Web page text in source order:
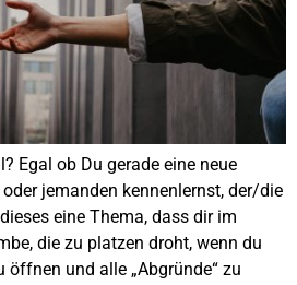
Egal ob Du gerade eine neue
jemanden kennenlernst, der/die
eine Thema, dass dir im
die zu platzen droht, wenn du
und alle „Abgründe“ zu